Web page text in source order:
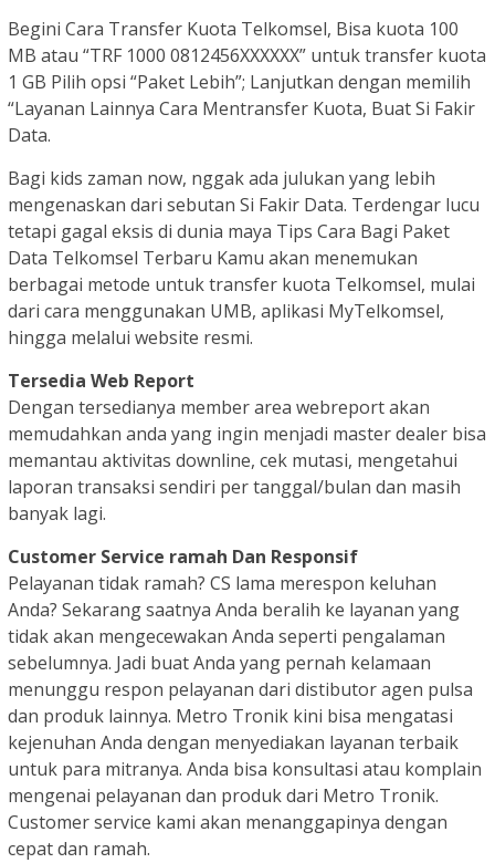
Begini Cara Transfer Kuota Telkomsel, Bisa kuota 100
MB atau “TRF 1000 0812456XXXXXX” untuk transfer kuota
1 GB Pilih opsi “Paket Lebih”; Lanjutkan dengan memilih
“Layanan Lainnya Cara Mentransfer Kuota, Buat Si Fakir
Data.
Bagi kids zaman now, nggak ada julukan yang lebih
mengenaskan dari sebutan Si Fakir Data. Terdengar lucu
tetapi gagal eksis di dunia maya Tips Cara Bagi Paket
Data Telkomsel Terbaru Kamu akan menemukan
berbagai metode untuk transfer kuota Telkomsel, mulai
dari cara menggunakan UMB, aplikasi MyTelkomsel,
hingga melalui website resmi.
Tersedia Web Report
Dengan tersedianya member area webreport akan
memudahkan anda yang ingin menjadi master dealer bisa
memantau aktivitas downline, cek mutasi, mengetahui
laporan transaksi sendiri per tanggal/bulan dan masih
banyak lagi.
Customer Service ramah Dan Responsif
Pelayanan tidak ramah? CS lama merespon keluhan
Anda? Sekarang saatnya Anda beralih ke layanan yang
tidak akan mengecewakan Anda seperti pengalaman
sebelumnya. Jadi buat Anda yang pernah kelamaan
menunggu respon pelayanan dari distibutor agen pulsa
dan produk lainnya. Metro Tronik kini bisa mengatasi
kejenuhan Anda dengan menyediakan layanan terbaik
untuk para mitranya. Anda bisa konsultasi atau komplain
mengenai pelayanan dan produk dari Metro Tronik.
Customer service kami akan menanggapinya dengan
cepat dan ramah.